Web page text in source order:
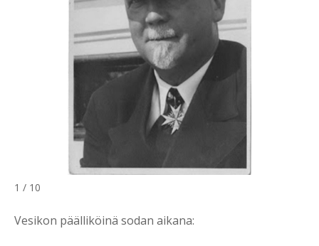
1 / 10
Vesikon päälliköinä sodan aikana: